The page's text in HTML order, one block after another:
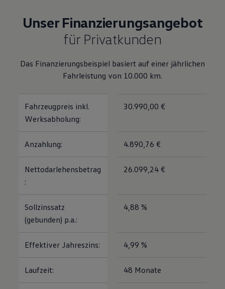
Lifestyle
Transport
Familie
Elektromobilität
Pannen- und Unfallhilfe
Volkswagen Kundenbetreuung
Unser Finanzierungsangebot
für Privatkunden
Das Finanzierungsbeispiel basiert auf einer jährlichen
Fahrleistung von 10.000 km.
Fahrzeugpreis inkl.
Werksabholung:
30.990,00 €
Anzahlung: 4.890,76 €
Nettodarlehensbetrag
:
26.099,24 €
Sollzinssatz
(gebunden) p.a.:
4,88 %
Effektiver Jahreszins: 4,99 %
Laufzeit: 48 Monate